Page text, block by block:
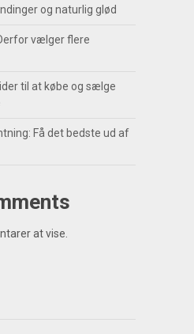
og naturlig glød
vælger flere
til at købe og sælge
Få det bedste ud af
at vise.